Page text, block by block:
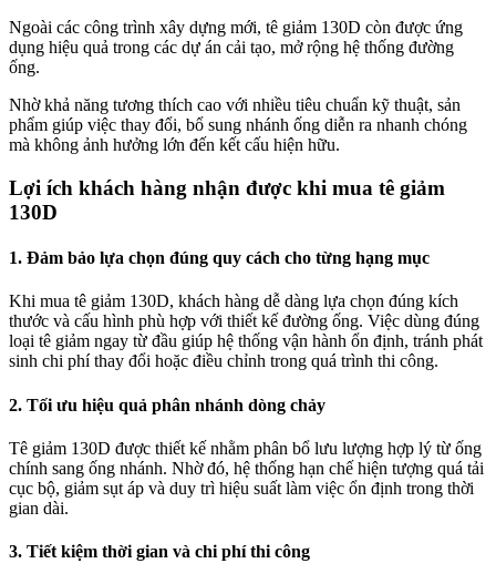
Ngoài các công trình xây dựng mới, tê giảm 130D còn được ứng
dụng hiệu quả trong các dự án cải tạo, mở rộng hệ thống đường
ống.
Nhờ khả năng tương thích cao với nhiều tiêu chuẩn kỹ thuật, sản
phẩm giúp việc thay đổi, bổ sung nhánh ống diễn ra nhanh chóng
mà không ảnh hưởng lớn đến kết cấu hiện hữu.
Lợi ích khách hàng nhận được khi mua tê giảm
130D
1. Đảm bảo lựa chọn đúng quy cách cho từng hạng mục
Khi mua tê giảm 130D, khách hàng dễ dàng lựa chọn đúng kích
thước và cấu hình phù hợp với thiết kế đường ống. Việc dùng đúng
loại tê giảm ngay từ đầu giúp hệ thống vận hành ổn định, tránh phát
sinh chi phí thay đổi hoặc điều chỉnh trong quá trình thi công.
2. Tối ưu hiệu quả phân nhánh dòng chảy
Tê giảm 130D được thiết kế nhằm phân bổ lưu lượng hợp lý từ ống
chính sang ống nhánh. Nhờ đó, hệ thống hạn chế hiện tượng quá tải
cục bộ, giảm sụt áp và duy trì hiệu suất làm việc ổn định trong thời
gian dài.
3. Tiết kiệm thời gian và chi phí thi công